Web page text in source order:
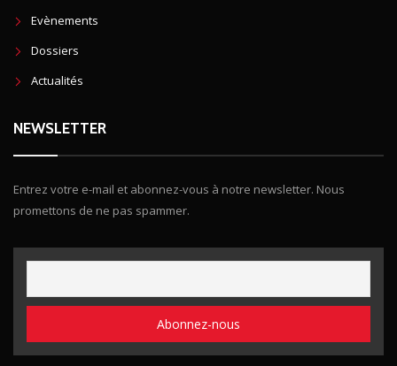
Evènements
Dossiers
Actualités
NEWSLETTER
Entrez votre e-mail et abonnez-vous à notre newsletter. Nous
promettons de ne pas spammer.